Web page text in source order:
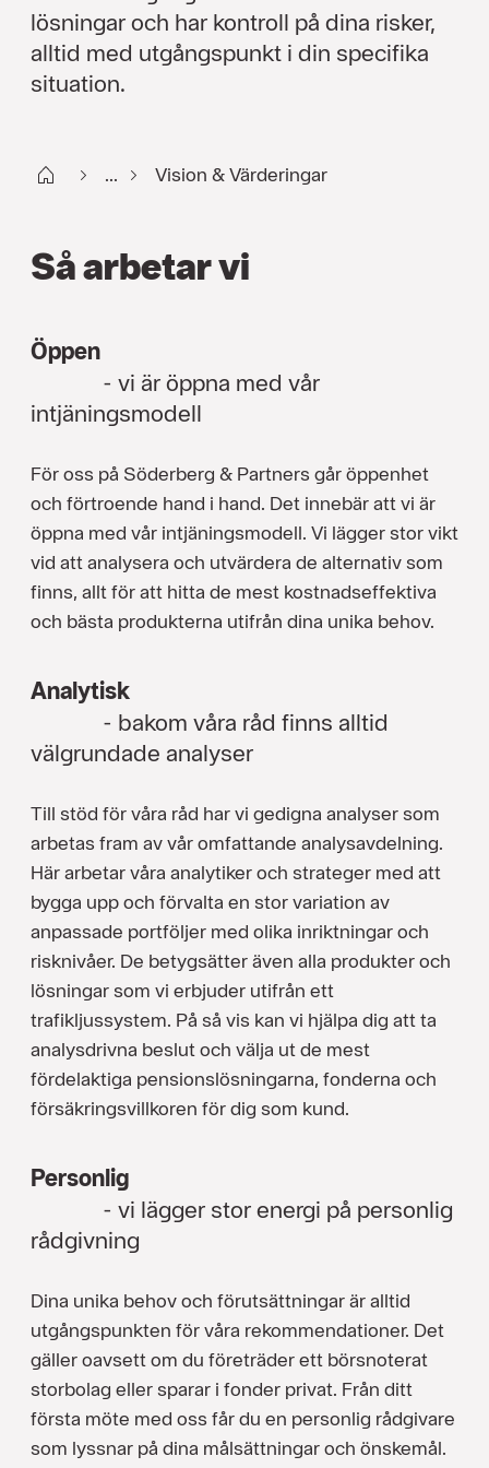
lösningar och har kontroll på dina risker,
alltid med utgångspunkt i din specifika
situation.
Start ... Vision & Värderingar
Så arbetar vi
Öppen
- vi är öppna med vår
intjäningsmodell
För oss på Söderberg & Partners går öppenhet
och förtroende hand i hand. Det innebär att vi är
öppna med vår intjäningsmodell. Vi lägger stor vikt
vid att analysera och utvärdera de alternativ som
finns, allt för att hitta de mest kostnadseffektiva
och bästa produkterna utifrån dina unika behov.
Analytisk
- bakom våra råd finns alltid
välgrundade analyser
Till stöd för våra råd har vi gedigna analyser som
arbetas fram av vår omfattande analysavdelning.
Här arbetar våra analytiker och strateger med att
bygga upp och förvalta en stor variation av
anpassade portföljer med olika inriktningar och
risknivåer. De betygsätter även alla produkter och
lösningar som vi erbjuder utifrån ett
trafikljussystem. På så vis kan vi hjälpa dig att ta
analysdrivna beslut och välja ut de mest
fördelaktiga pensionslösningarna, fonderna och
försäkringsvillkoren för dig som kund.
Personlig
- vi lägger stor energi på personlig
rådgivning
Dina unika behov och förutsättningar är alltid
utgångspunkten för våra rekommendationer. Det
gäller oavsett om du företräder ett börsnoterat
storbolag eller sparar i fonder privat. Från ditt
första möte med oss får du en personlig rådgivare
som lyssnar på dina målsättningar och önskemål.